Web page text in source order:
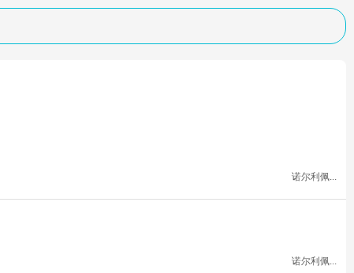
诺尔利佩...
诺尔利佩...